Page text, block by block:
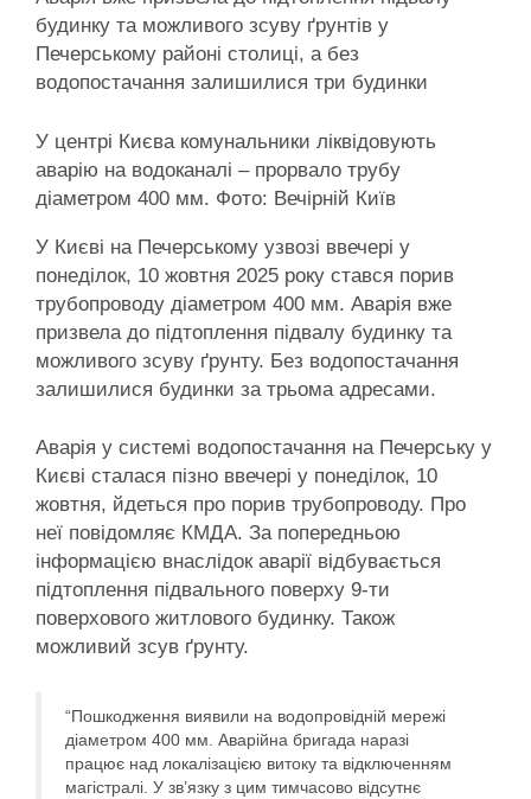
будинку та можливого зсуву ґрунтів у
Печерському районі столиці, а без
водопостачання залишилися три будинки
У центрі Києва комунальники ліквідовують
аварію на водоканалі – прорвало трубу
діаметром 400 мм. Фото: Вечірній Київ
У Києві на Печерському узвозі ввечері у
понеділок, 10 жовтня 2025 року стався порив
трубопроводу діаметром 400 мм. Аварія вже
призвела до підтоплення підвалу будинку та
можливого зсуву ґрунту. Без водопостачання
залишилися будинки за трьома адресами.
Аварія у системі водопостачання на Печерську у
Києві сталася пізно ввечері у понеділок, 10
жовтня, йдеться про порив трубопроводу. Про
неї повідомляє КМДА. За попередньою
інформацією внаслідок аварії відбувається
підтоплення підвального поверху 9-ти
поверхового житлового будинку. Також
можливий зсув ґрунту.
“Пошкодження виявили на водопровідній мережі
діаметром 400 мм. Аварійна бригада наразі
працює над локалізацією витоку та відключенням
магістралі. У зв’язку з цим тимчасово відсутнє